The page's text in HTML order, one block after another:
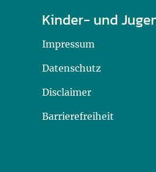
Kinder- und
Impressum
Datenschutz
Disclaimer
Barrierefreiheit